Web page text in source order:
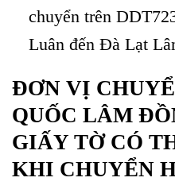
chuyển trên
Luân đến Đà Lạt
ĐƠN VỊ
QUỐC LÂM
GIẤY TỜ CÓ
KHI CHUYỂN